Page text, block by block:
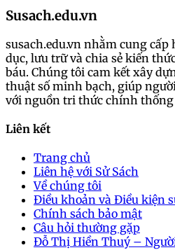
Susach.edu.vn
susach.edu.vn nhằm cung
dục, lưu trữ và chia sẻ kiến
báu. Chúng tôi cam kết xây
thuật số minh bạch, giúp
với nguồn tri thức chính thống
Liên kết
Trang chủ
Liên hệ với Sử Sách
Về chúng tôi
Điều khoản và Điều kiện
Chính sách bảo mật
Câu hỏi thường gặp
Đỗ Thị Hiền Thuý –